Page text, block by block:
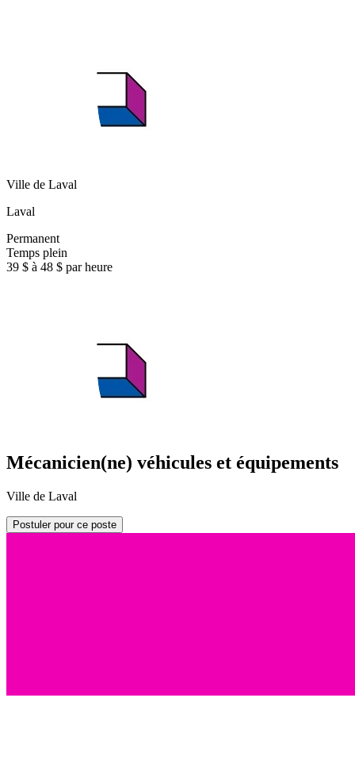
Ville de Laval
Laval
Permanent
Temps plein
39 $ à 48 $ par heure
Mécanicien(ne) véhicules et équipements
Ville de Laval
Postuler pour ce poste